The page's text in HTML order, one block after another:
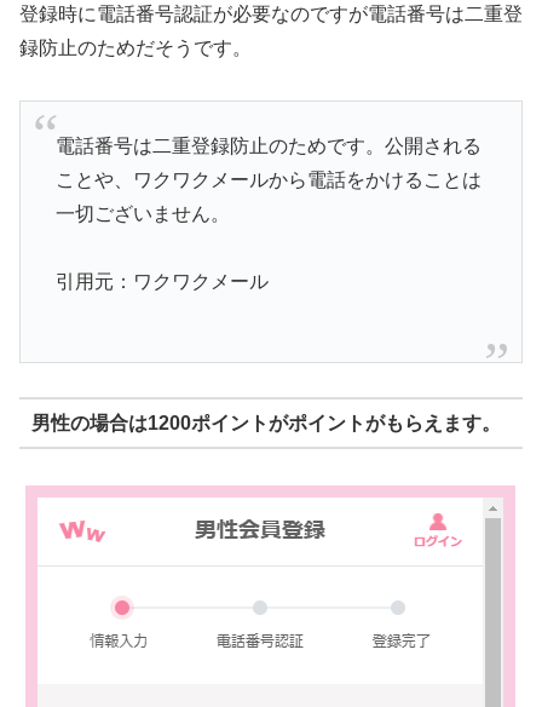
登録時に電話番号認証が必要なのですが電話番号は二重登
録防止のためだそうです。
電話番号は二重登録防止のためです。公開される
ことや、ワクワクメールから電話をかけることは
一切ございません。
引用元：ワクワクメール
男性の場合は1200ポイントがポイントがもらえます。